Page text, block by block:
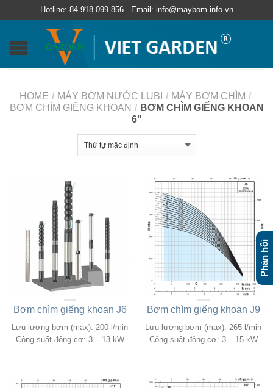
Hotline: 84-918 099 856 - Email: info@maybom.info.vn
HOME / MÁY BƠM NƯỚC LUBI / MÁY BƠM CHÌM /
BƠM CHÌM GIẾNG KHOAN / BƠM CHÌM GIẾNG KHOAN
6"
Bơm chìm giếng khoan J6
Lưu lượng bơm (max): 200 l/min
Công suất động cơ: 3 – 13 kW
Bơm chìm giếng khoan J9
Lưu lượng bơm (max): 265 l/min
Công suất động cơ: 3 – 15 kW
Phản hồi